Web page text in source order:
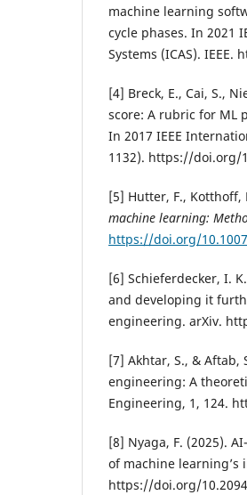
machine learning
cycle phases. In 2021
Systems (ICAS). IEEE.
[4] Breck, E., Cai, S.,
score: A rubric for ML
In 2017 IEEE
1132). https://doi.org/
[5] Hutter, F., Kotthoff,
machine learning:
https://doi.org/
[6] Schieferdecker, I.
and developing it
engineering. arXiv.
[7] Akhtar, S., & Aftab,
engineering: A
Engineering, 1, 124.
[8] Nyaga, F. (2025).
of machine
https://doi.org/